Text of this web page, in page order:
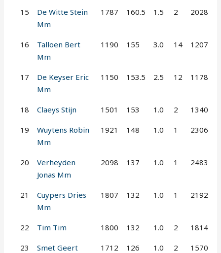
15
De Witte Stein
Mm
1787 160.5 1.5 2 2028
16
Talloen Bert
Mm
1190 155 3.0 14 1207
17
De Keyser Eric
Mm
1150 153.5 2.5 12 1178
18 Claeys Stijn 1501 153 1.0 2 1340
19
Wuytens Robin
Mm
1921 148 1.0 1 2306
20
Verheyden
Jonas Mm
2098 137 1.0 1 2483
21
Cuypers Dries
Mm
1807 132 1.0 1 2192
22 Tim Tim 1800 132 1.0 2 1814
23
Smet Geert
1712 126 1.0 2 1570